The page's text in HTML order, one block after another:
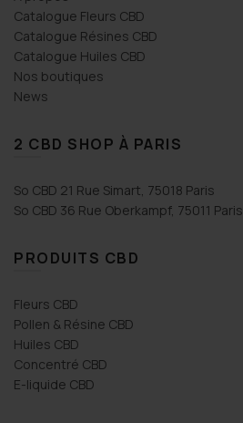
Catalogue Fleurs CBD
Catalogue Résines CBD
Catalogue Huiles CBD
Nos boutiques
News
2 CBD SHOP À PARIS
So CBD 21 Rue Simart, 75018 Paris
So CBD 36 Rue Oberkampf, 75011 Paris
PRODUITS CBD
Fleurs CBD
Pollen & Résine CBD
Huiles CBD
Concentré CBD
E-liquide CBD